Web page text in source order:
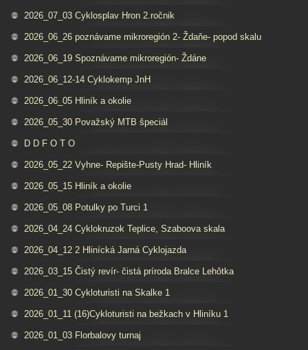
2026_07_03 Cyklosplav Hron 2.ročnik
2026_06_26 poznávame mikroregión 2- Ždaňe- popod skalu
2026_06_19 Spoznávame mikroregión- Ždáne
2026_06_12-14 Cyklokemp JnH
2026_06_05 Hliník a okolie
2026_05_30 Považský MTB špeciál
D D F O T O
2026_05_22 Vyhne- Repište-Pusty Hrad- Hliník
2026_05_15 Hliník a okolie
2026_05_08 Potulky po Turci 1
2026_04_24 Cyklokruzok Teplice, Szaboova skala
2026_04_12 2 Hlinícká Jarná Cyklojazda
2026_03_15 Čistý revír- čistá príroda Bralce Lehôtka
2026_01_30 Cykloturisti na Skalke 1
2026_01_11 (16)Cykloturisti na bežkach v Hliníku 1
2026_01_03 Florbalovy turnaj